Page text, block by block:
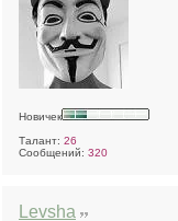
Новичек
Талант: 26
Сообщений: 320
Levsha